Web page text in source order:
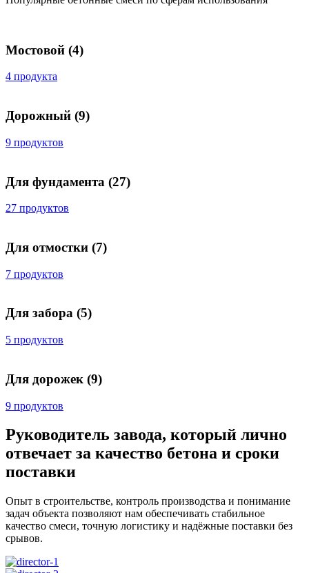
Мостовой (4)
4 продукта
Дорожный (9)
9 продуктов
Для фундамента (27)
27 продуктов
Для отмостки (7)
7 продуктов
Для забора (5)
5 продуктов
Для дорожек (9)
9 продуктов
Руководитель завода, который лично
отвечает за качество бетона и сроки
поставки
Опыт в строительстве, контроль производства и понимание
задач объекта позволяют нам обеспечивать стабильное
качество смеси, точную логистику и надёжные поставки без
срывов.